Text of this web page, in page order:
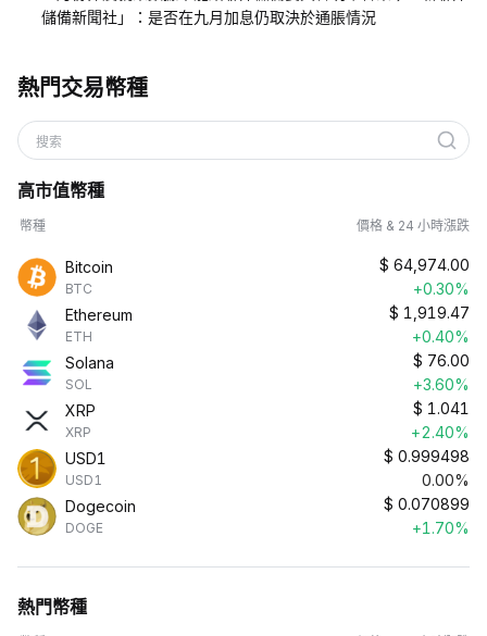
儲備新聞社」：是否在九月加息仍取決於通脹情況
熱門交易幣種
搜索
高市值幣種
幣種 價格 & 24 小時漲跌
Bitcoin
BTC
$ 64,974.00
+0.30%
Ethereum
ETH
$ 1,919.47
+0.40%
Solana
SOL
$ 76.00
+3.60%
XRP
XRP
$ 1.041
+2.40%
USD1
USD1
$ 0.999498
0.00%
Dogecoin
DOGE
$ 0.070899
+1.70%
熱門幣種